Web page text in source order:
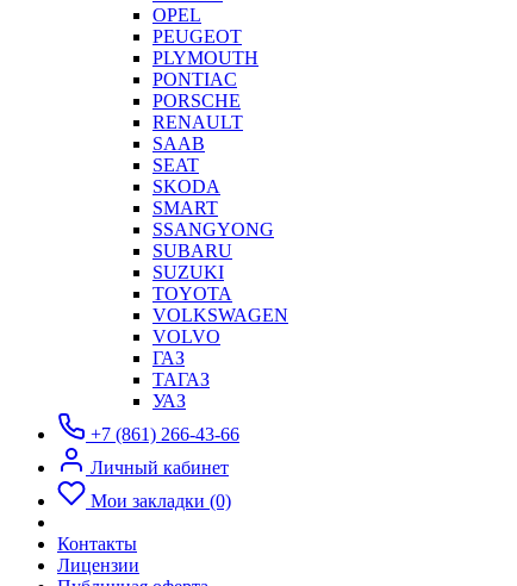
OPEL
PEUGEOT
PLYMOUTH
PONTIAC
PORSCHE
RENAULT
SAAB
SEAT
SKODA
SMART
SSANGYONG
SUBARU
SUZUKI
TOYOTA
VOLKSWAGEN
VOLVO
ГАЗ
ТАГАЗ
УАЗ
+7 (861) 266-43-66
Личный кабинет
Мои закладки (0)
Контакты
Лицензии